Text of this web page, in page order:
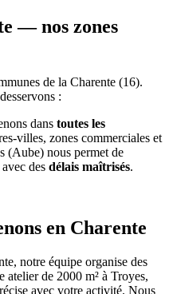
—nos zones
de la Charente (16).
:
dans toutes les
villes, zones commerciales et
(Aube) nous permet de
des délais maîtrisés.
en Charente
notre équipe organise des
atelier de 2000 m² à Troyes,
avec votre activité. Nous